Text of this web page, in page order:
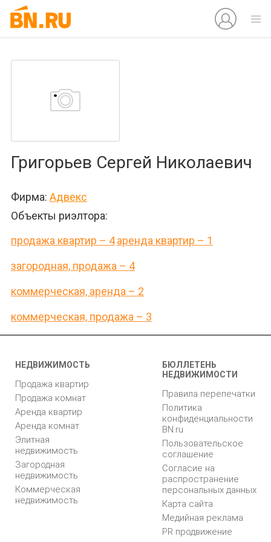
Григорьев Сергей Николаевич
Фирма: Адвекс
Объекты риэлтора:
продажа квартир – 4аренда квартир – 1
загородная, продажа – 4
коммерческая, аренда – 2
коммерческая, продажа – 3
НЕДВИЖИМОСТЬ
Продажа квартир
Продажа комнат
Аренда квартир
Аренда комнат
Элитная
недвижимость
Загородная
недвижимость
Коммерческая
недвижимость
БЮЛЛЕТЕНЬ
НЕДВИЖИМОСТИ
Правила перепечатки
Политика
конфиденциальности
BN.ru
Пользовательское
соглашение
Согласие на
распространение
персональных данных
Карта сайта
Медийная реклама
PR продвижение